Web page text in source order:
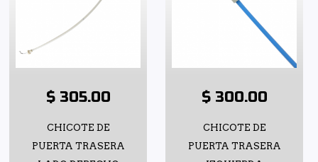
$ 305.00
CHICOTE DE
PUERTA TRASERA
$ 300.00
CHICOTE DE
PUERTA TRASERA